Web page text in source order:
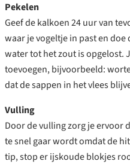
Pekelen
Geef de kalkoen 24 uur van
waar je vogeltje in past en
water tot het zout is opgelost.
toevoegen, bijvoorbeeld:
dat de sappen in het vlees
Vulling
Door de vulling zorg je ervoor
te snel gaar wordt omdat de
tip, stop er ijskoude blokjes